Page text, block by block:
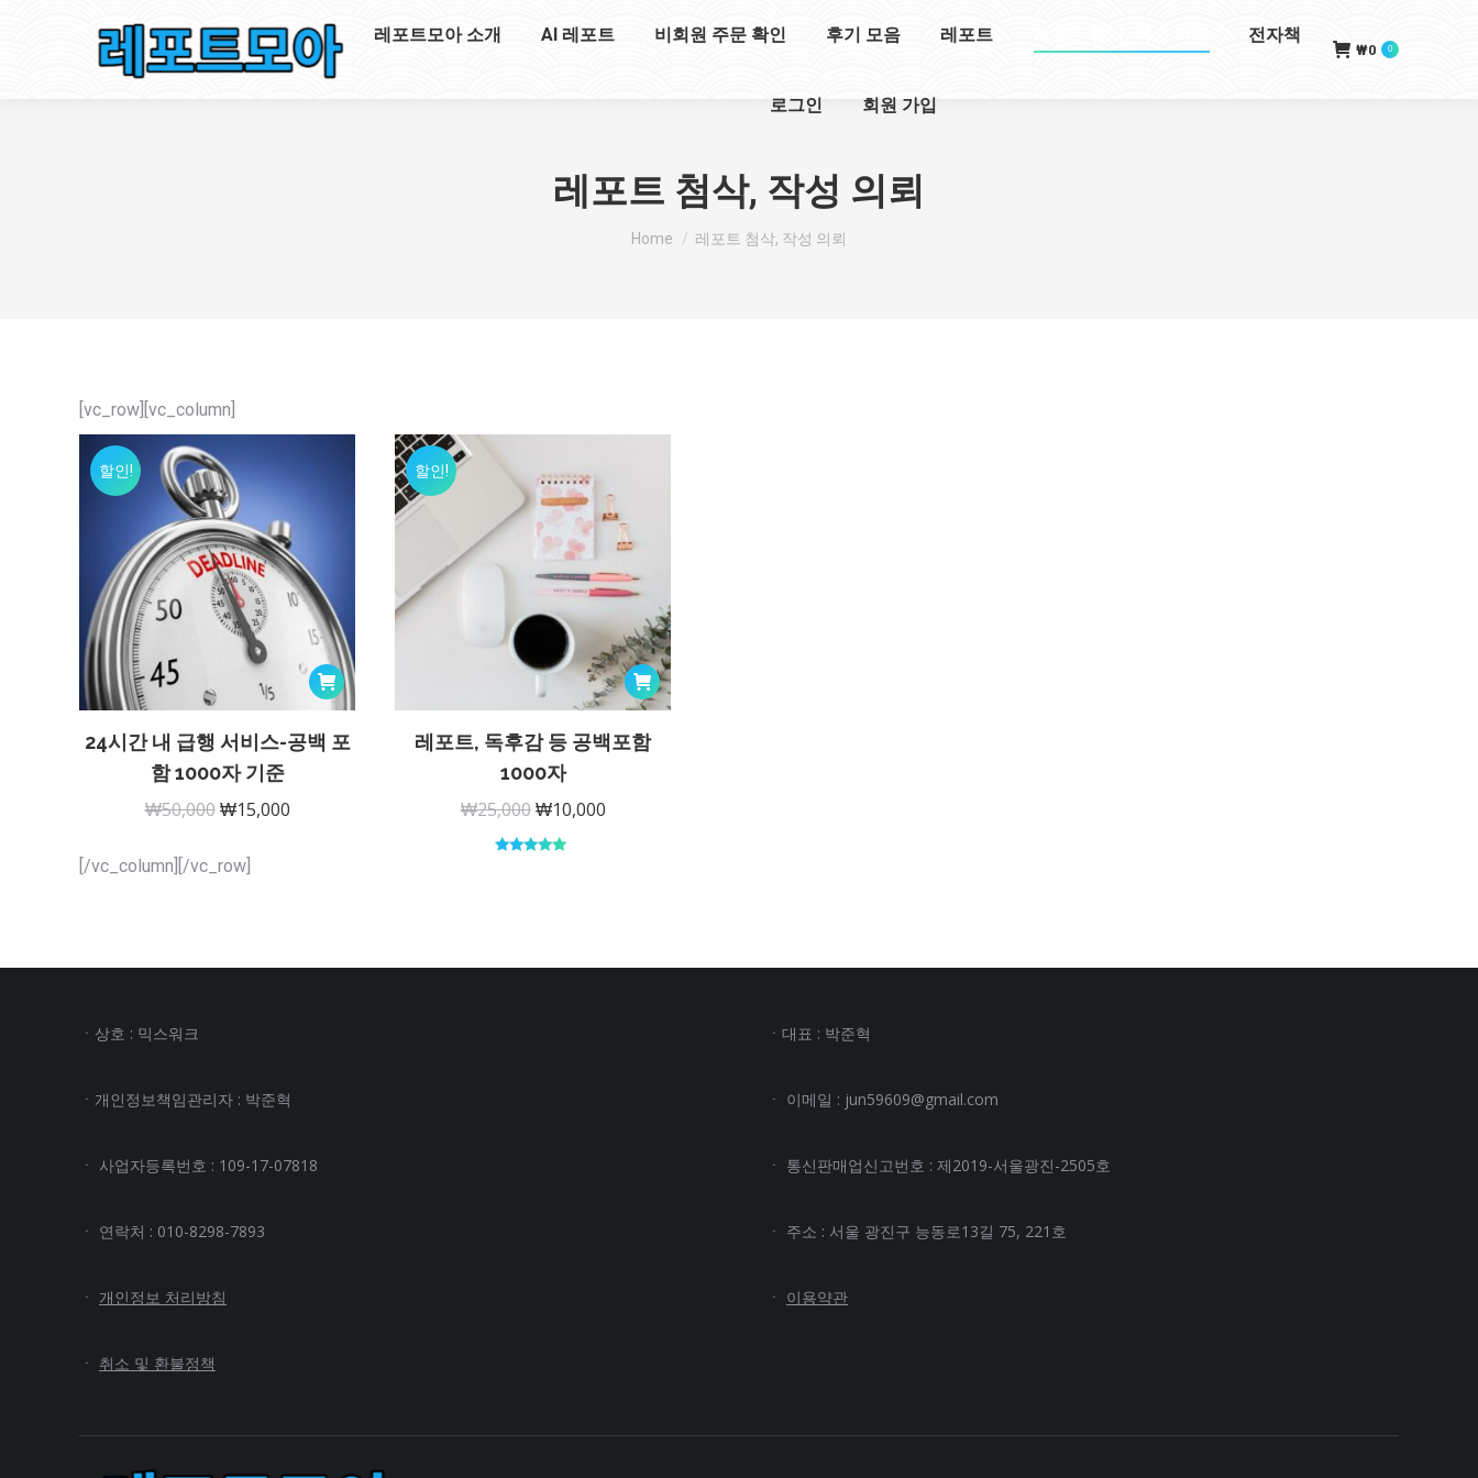
레포트모아 소개 AI 레포트 비회원 주문 확인 후기 모음 레포트 전자책
로그인 회원 가입
₩0 0
레포트 첨삭, 작성 의뢰
You are here:
Home 레포트 첨삭, 작성 의뢰
[vc_row][vc_column]
할인!
24시간 내 급행 서비스-공백 포
함 1000자 기준
₩50,000 원
가
₩15,000현
할인!
레포트, 독후감 등 공백포함
1000자
₩25,000 원
래
₩10,000현
[/vc_column][/vc_row]
ㆍ상호 : 믹스워크 ㆍ대표 : 박준혁
ㆍ개인정보책임관리자 : 박준혁 ㆍ 이메일 : jun59609@gmail.com
ㆍ 사업자등록번호 : 109-17-07818 ㆍ 통신판매업신고번호 : 제2019-서울광진-2505호
ㆍ 연락처 : 010-8298-7893 ㆍ 주소 : 서울 광진구 능동로13길 75, 221호
ㆍ 개인정보 처리방침 ㆍ 이용약관
ㆍ 취소 및 환불정책